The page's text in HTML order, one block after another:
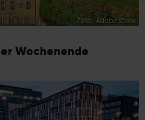
Foto: AdobeStock
Wochenende